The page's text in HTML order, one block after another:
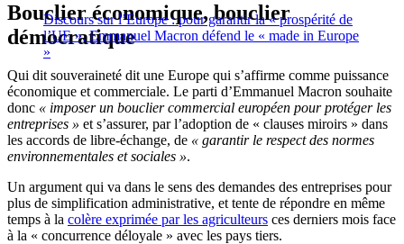
Discours sur l’Europe : pour garantir la « prospérité de
l’UE », Emmanuel Macron défend le « made in Europe
»
Bouclier économique, bouclier
démocratique
Qui dit souveraineté dit une Europe qui s’affirme comme puissance
économique et commerciale. Le parti d’Emmanuel Macron souhaite
donc « imposer un bouclier commercial européen pour protéger les
entreprises » et s’assurer, par l’adoption de « clauses miroirs » dans
les accords de libre-échange, de « garantir le respect des normes
environnementales et sociales ».
Un argument qui va dans le sens des demandes des entreprises pour
plus de simplification administrative, et tente de répondre en même
temps à la colère exprimée par les agriculteurs ces derniers mois face
à la « concurrence déloyale » avec les pays tiers.